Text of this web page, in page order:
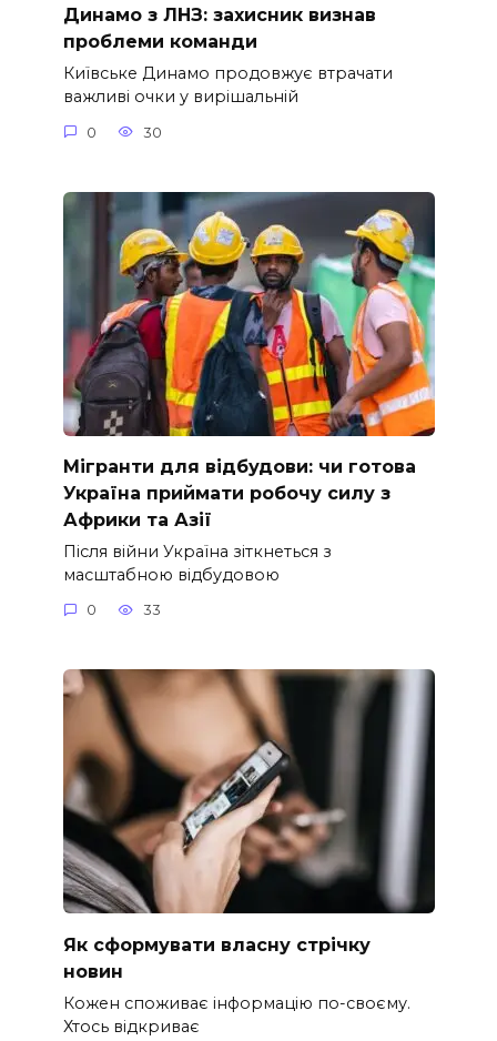
Динамо з ЛНЗ: захисник визнав
проблеми команди
Київське Динамо продовжує втрачати
важливі очки у вирішальній
0 30
Мігранти для відбудови: чи готова
Україна приймати робочу силу з
Африки та Азії
Після війни Україна зіткнеться з
масштабною відбудовою
0 33
Як сформувати власну стрічку
новин
Кожен споживає інформацію по-своєму.
Хтось відкриває